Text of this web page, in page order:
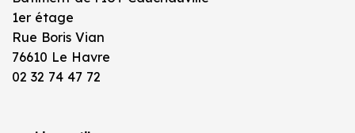
1er étage
Rue Boris Vian
76610 Le Havre
02 32 74 47 72